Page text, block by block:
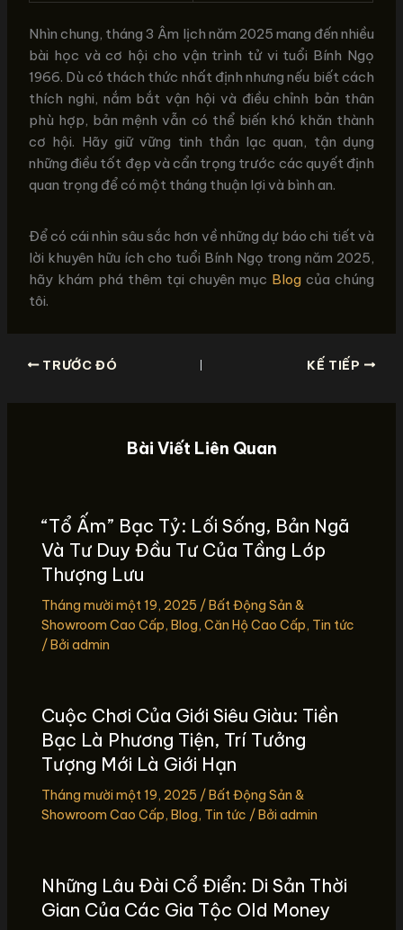
Nhìn chung, tháng 3 Âm lịch năm 2025 mang đến nhiều
bài học và cơ hội cho vận trình tử vi tuổi Bính Ngọ
1966. Dù có thách thức nhất định nhưng nếu biết cách
thích nghi, nắm bắt vận hội và điều chỉnh bản thân
phù hợp, bản mệnh vẫn có thể biến khó khăn thành
cơ hội. Hãy giữ vững tinh thần lạc quan, tận dụng
những điều tốt đẹp và cẩn trọng trước các quyết định
quan trọng để có một tháng thuận lợi và bình an.
Để có cái nhìn sâu sắc hơn về những dự báo chi tiết và
lời khuyên hữu ích cho tuổi Bính Ngọ trong năm 2025,
hãy khám phá thêm tại chuyên mục Blogcủa chúng
tôi.
TRƯỚC ĐÓ KẾ TIẾP
Bài Viết Liên Quan
“Tổ Ấm” Bạc Tỷ: Lối Sống, Bản Ngã
Và Tư Duy Đầu Tư Của Tầng Lớp
Thượng Lưu
Tháng mười một 19, 2025 /Bất Động Sản &
Showroom Cao Cấp, Blog, Căn Hộ Cao Cấp, Tin tức
/ Bởi admin
Cuộc Chơi Của Giới Siêu Giàu: Tiền
Bạc Là Phương Tiện, Trí Tưởng
Tượng Mới Là Giới Hạn
Tháng mười một 19, 2025 /Bất Động Sản &
Showroom Cao Cấp, Blog, Tin tức / Bởi admin
Những Lâu Đài Cổ Điển: Di Sản Thời
Gian Của Các Gia Tộc Old Money